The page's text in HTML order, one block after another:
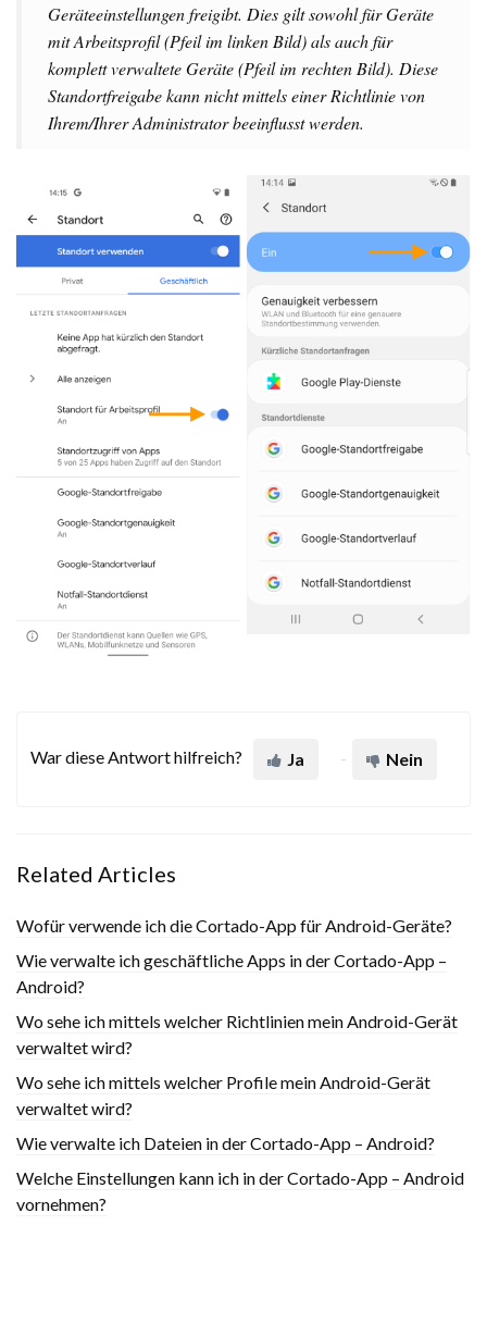
Geräteeinstellungen freigibt. Dies gilt sowohl für Geräte
mit Arbeitsprofil (Pfeil im linken Bild) als auch für
komplett verwaltete Geräte (Pfeil im rechten Bild). Diese
Standortfreigabe kann nicht mittels einer Richtlinie von
Ihrem/Ihrer Administrator beeinflusst werden.
War diese Antwort hilfreich? Ja Nein
Related Articles
Wofür verwende ich die Cortado-App für Android-Geräte?
Wie verwalte ich geschäftliche Apps in der Cortado-App –
Android?
Wo sehe ich mittels welcher Richtlinien mein Android-Gerät
verwaltet wird?
Wo sehe ich mittels welcher Profile mein Android-Gerät
verwaltet wird?
Wie verwalte ich Dateien in der Cortado-App – Android?
Welche Einstellungen kann ich in der Cortado-App – Android
vornehmen?